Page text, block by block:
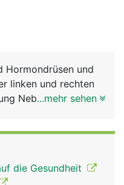
Hormondrüsen und
linken und rechten
Nebennieren.
Die
Glukokortikoide
...mehr sehen
die Gesundheit